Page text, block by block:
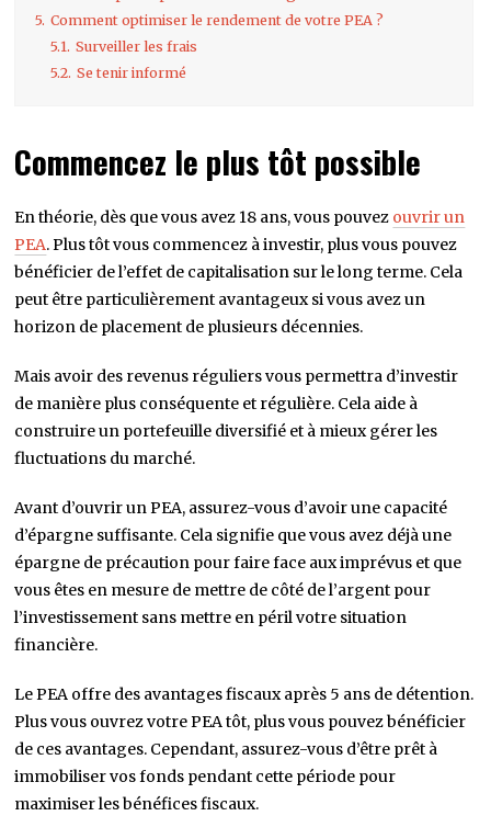
5. Comment optimiser le rendement de votre PEA ?
5.1. Surveiller les frais
5.2. Se tenir informé
Commencez le plus tôt possible
En théorie, dès que vous avez 18 ans, vous pouvez ouvrir un
PEA. Plus tôt vous commencez à investir, plus vous pouvez
bénéficier de l’effet de capitalisation sur le long terme. Cela
peut être particulièrement avantageux si vous avez un
horizon de placement de plusieurs décennies.
Mais avoir des revenus réguliers vous permettra d’investir
de manière plus conséquente et régulière. Cela aide à
construire un portefeuille diversifié et à mieux gérer les
fluctuations du marché.
Avant d’ouvrir un PEA, assurez-vous d’avoir une capacité
d’épargne suffisante. Cela signifie que vous avez déjà une
épargne de précaution pour faire face aux imprévus et que
vous êtes en mesure de mettre de côté de l’argent pour
l’investissement sans mettre en péril votre situation
financière.
Le PEA offre des avantages fiscaux après 5 ans de détention.
Plus vous ouvrez votre PEA tôt, plus vous pouvez bénéficier
de ces avantages. Cependant, assurez-vous d’être prêt à
immobiliser vos fonds pendant cette période pour
maximiser les bénéfices fiscaux.